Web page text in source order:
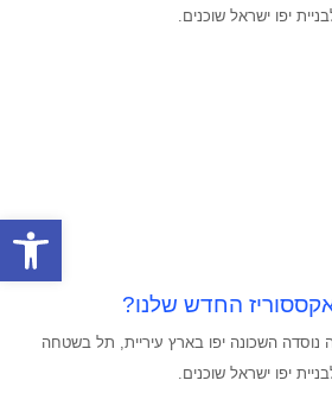
יפו ישראל שוכנים.
החדש שלנו?
השכונה יפו בארץ עיריית, תל בשטחה
יפו ישראל שוכנים.
פתח